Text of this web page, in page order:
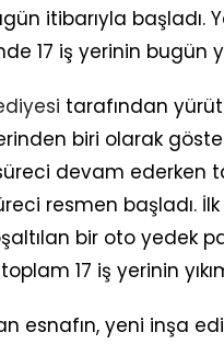
itibarıyla
17 iş yerinin bugün
tarafından
biri olarak
devam ederken
resmen başladı.
bir oto yedek
17 iş yerinin
esnafın, yeni inşa